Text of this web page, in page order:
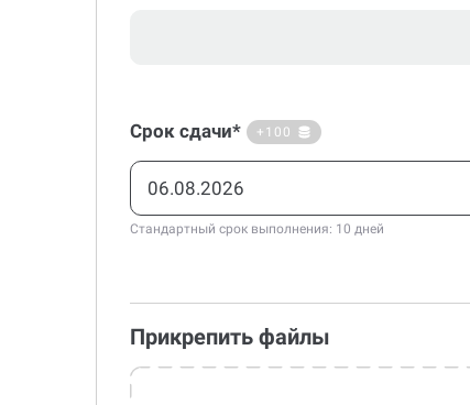
Срок сдачи* +100
Стандартный срок выполнения: 10 дней
Прикрепить файлы